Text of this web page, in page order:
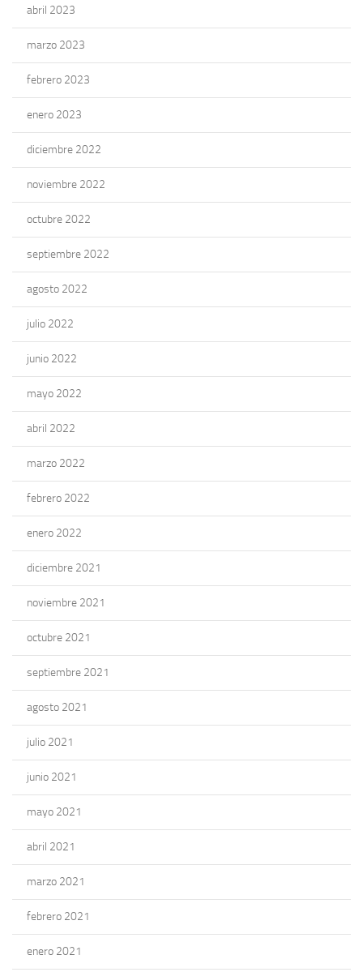
abril 2023
marzo 2023
febrero 2023
enero 2023
diciembre 2022
noviembre 2022
octubre 2022
septiembre 2022
agosto 2022
julio 2022
junio 2022
mayo 2022
abril 2022
marzo 2022
febrero 2022
enero 2022
diciembre 2021
noviembre 2021
octubre 2021
septiembre 2021
agosto 2021
julio 2021
junio 2021
mayo 2021
abril 2021
marzo 2021
febrero 2021
enero 2021